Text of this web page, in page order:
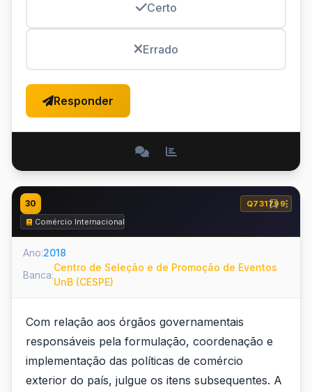
Certo
Errado
Responder
30
Q731799
Comércio Internacional
Ano:2018
Banca:
Centro de Seleção e de Promoção de Eventos
UnB (CESPE)
Com relação aos órgãos governamentais
responsáveis pela formulação, coordenação e
implementação das políticas de comércio
exterior do país, julgue os itens subsequentes. A